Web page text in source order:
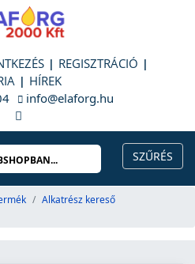
REGISZTRÁCIÓ
HÍREK
info@elaforg.hu
Alkatrész kereső